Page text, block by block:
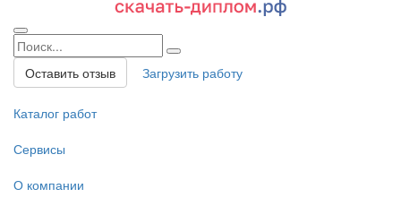
Оставить отзыв Загрузить работу
Каталог работ
Сервисы
О компании